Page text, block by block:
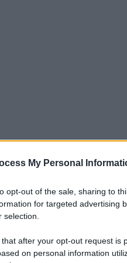
My Personal
opt-out of the sale, sharing to
for targeted advertising
selection.
after your opt-out request is
on personal information
5€ Dona 15€